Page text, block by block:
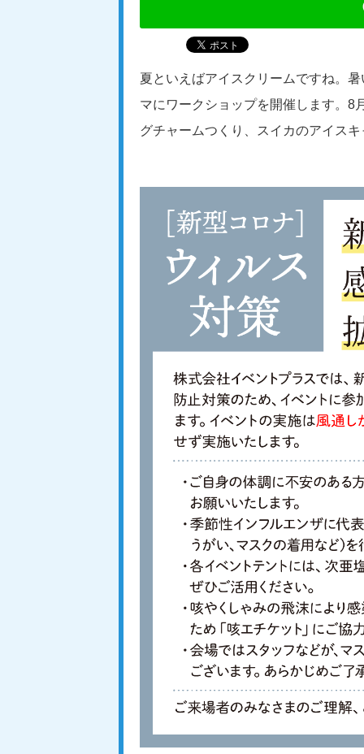
夏といえばアイスクリームですね。
マにワークショップを開催します。8
グチャームつくり、スイカのアイス